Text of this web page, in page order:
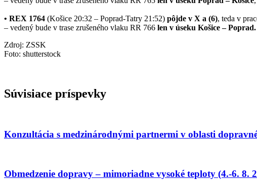
• REX 1764 (Košice 20:32 – Poprad-Tatry 21:52) pôjde v X a (6), teda v
– vedený bude v trase zrušeného vlaku RR 766 len v úseku Košice – Poprad.
Zdroj: ZSSK
Foto: shutterstock
Súvisiace príspevky
Konzultácia s medzinárodnými partnermi v oblasti
Obmedzenie dopravy – mimoriadne vysoké teploty (4.-6. 8.